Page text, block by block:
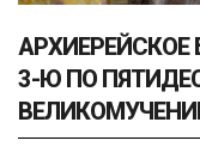
3-Ю ПО